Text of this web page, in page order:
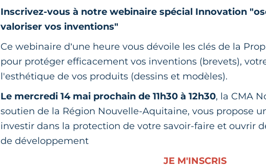
Inscrivez-vous à notre webinaire spécial Innovation
valoriser vos inventions"
Ce webinaire d’une heure vous dévoile les clés de la
pour protéger efficacement vos inventions (brevets),
l'esthétique de vos produits (dessins et modèles).
Le mercredi 14 mai prochain de 11h30 à 12h30, la CMA
soutien de la Région Nouvelle-Aquitaine, vous propose
investir dans la protection de votre savoir-faire et ouvrir
de développement
JE M'INSCRIS